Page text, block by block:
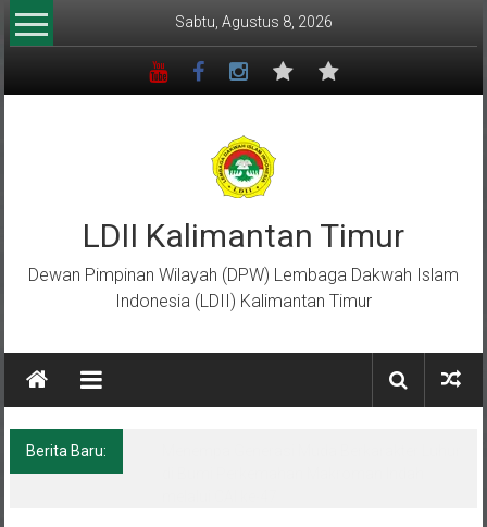
Lompat
ke
Sabtu, Agustus 8, 2026
LDII Kalimantan Timur
Dewan Pimpinan Wilayah (DPW) Lembaga Dakwah Islam
Indonesia (LDII) Kalimantan Timur
Berita Baru: